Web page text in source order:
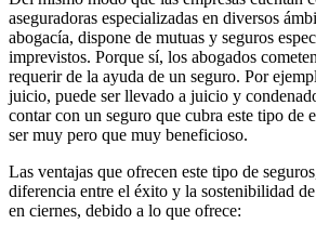
aseguradoras especializadas en diversos
abogacía, dispone de mutuas y seguros
imprevistos. Porque sí, los abogados
requerir de la ayuda de un seguro. Por
juicio, puede ser llevado a juicio y
contar con un seguro que cubra este tipo de
ser muy pero que muy beneficioso.
Las ventajas que ofrecen este tipo de
diferencia entre el éxito y la sostenibilidad
en ciernes, debido a lo que ofrece: